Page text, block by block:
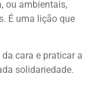
ou ambientais,
É uma lição que
cara e praticar a
solidariedade.